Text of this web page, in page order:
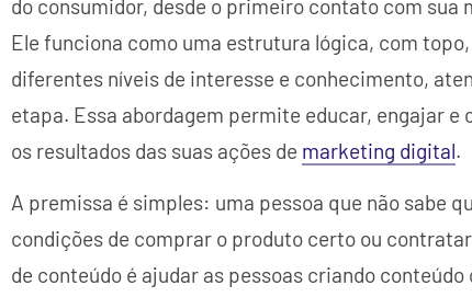
do consumidor, desde o primeiro contato com
Ele funciona como uma estrutura lógica, com
diferentes níveis de interesse e conhecimento,
etapa. Essa abordagem permite educar, engajar
os resultados das suas ações de marketing digital.
A premissa é simples: uma pessoa que não sabe
condições de comprar o produto certo ou
de conteúdo é ajudar as pessoas criando